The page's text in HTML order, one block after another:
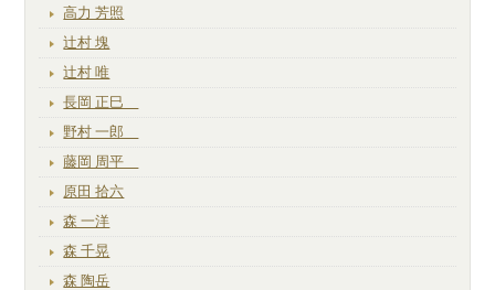
高力 芳照
辻村 塊
辻村 唯
長岡 正巳
野村 一郎
藤岡 周平
原田 拾六
森 一洋
森 千晃
森 陶岳